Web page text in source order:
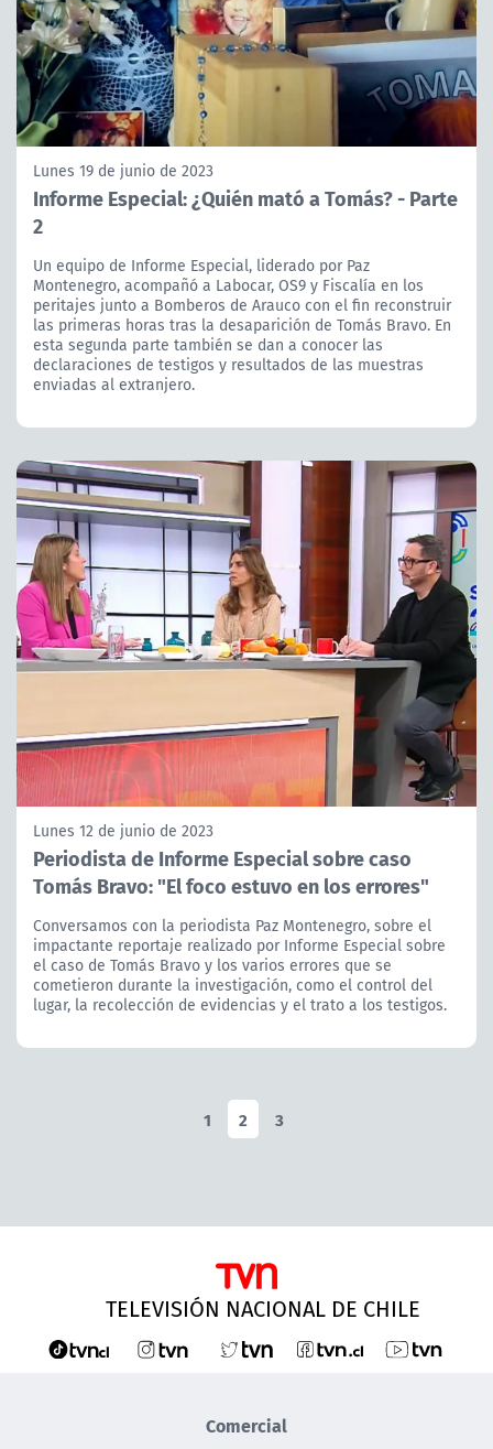
Lunes 19 de junio de 2023
Informe Especial: ¿Quién mató a Tomás? - Parte
2
Un equipo de Informe Especial, liderado por Paz
Montenegro, acompañó a Labocar, OS9 y Fiscalía en los
peritajes junto a Bomberos de Arauco con el fin reconstruir
las primeras horas tras la desaparición de Tomás Bravo. En
esta segunda parte también se dan a conocer las
declaraciones de testigos y resultados de las muestras
enviadas al extranjero.
Lunes 12 de junio de 2023
Periodista de Informe Especial sobre caso
Tomás Bravo: "El foco estuvo en los errores"
Conversamos con la periodista Paz Montenegro, sobre el
impactante reportaje realizado por Informe Especial sobre
el caso de Tomás Bravo y los varios errores que se
cometieron durante la investigación, como el control del
lugar, la recolección de evidencias y el trato a los testigos.
1 2 3
TELEVISIÓN NACIONAL DE CHILE
Comercial